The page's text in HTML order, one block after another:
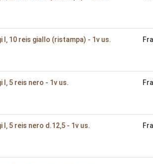
I‚ 10 reis giallo (ristampa) - 1v us.
I‚ 5 reis nero - 1v us.
I‚ 5 reis nero d.12‚5 - 1v us.